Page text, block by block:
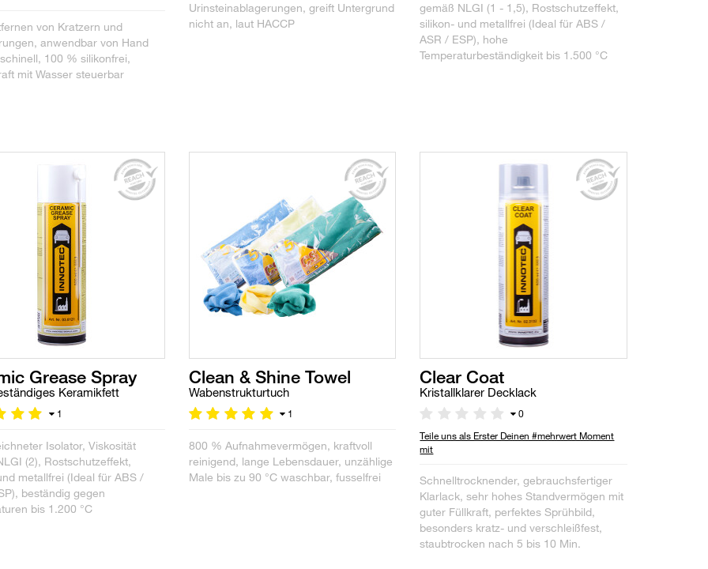
von Kratzern und
anwendbar von Hand
100 % silikonfrei,
mit Wasser steuerbar
Urinsteinablagerungen, greift Untergrund
nicht an, laut HACCP
gemäß NLGI (1 - 1,5), Rostschutzeffekt,
silikon- und metallfrei (Ideal für ABS /
ASR / ESP), hohe
Temperaturbeständigkeit bis 1.500 °C
Grease Spray
Keramikfett
1
Isolator, Viskosität
(2), Rostschutzeffekt,
metallfrei (Ideal für ABS /
beständig gegen
bis 1.200 °C
Clean & Shine Towel
Wabenstrukturtuch
1
800 % Aufnahmevermögen, kraftvoll
reinigend, lange Lebensdauer, unzählige
Male bis zu 90 °C waschbar, fusselfrei
Clear Coat
Kristallklarer Decklack
0
Teile uns als Erster Deinen #mehrwert Moment
mit
Schnelltrocknender, gebrauchsfertiger
Klarlack, sehr hohes Standvermögen mit
guter Füllkraft, perfektes Sprühbild,
besonders kratz- und verschleißfest,
staubtrocken nach 5 bis 10 Min.